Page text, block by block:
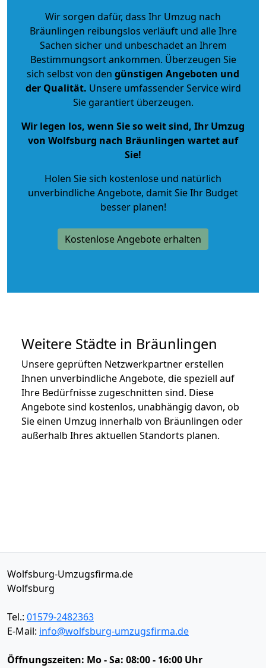
Wir sorgen dafür, dass Ihr Umzug nach
Bräunlingen reibungslos verläuft und alle Ihre
Sachen sicher und unbeschadet an Ihrem
Bestimmungsort ankommen. Überzeugen Sie
sich selbst von den günstigen Angeboten und
der Qualität. Unsere umfassender Service wird
Sie garantiert überzeugen.
Wir legen los, wenn Sie so weit sind, Ihr Umzug
von Wolfsburg nach Bräunlingen wartet auf
Sie!
Holen Sie sich kostenlose und natürlich
unverbindliche Angebote, damit Sie Ihr Budget
besser planen!
Kostenlose Angebote erhalten
Weitere Städte in Bräunlingen
Unsere geprüften Netzwerkpartner erstellen
Ihnen unverbindliche Angebote, die speziell auf
Ihre Bedürfnisse zugeschnitten sind. Diese
Angebote sind kostenlos, unabhängig davon, ob
Sie einen Umzug innerhalb von Bräunlingen oder
außerhalb Ihres aktuellen Standorts planen.
Wolfsburg-Umzugsfirma.de
Wolfsburg
Tel.: 01579-2482363
E-Mail: info@wolfsburg-umzugsfirma.de
Öffnungszeiten: Mo - Sa: 08:00 - 16:00 Uhr